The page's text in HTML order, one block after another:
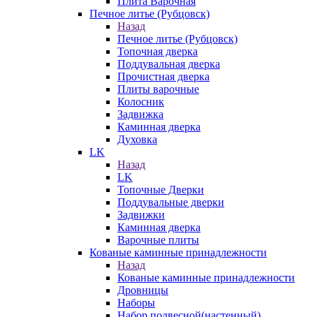
Печное литье (Рубцовск)
Назад
Печное литье (Рубцовск)
Топочная дверка
Поддувальная дверка
Прочистная дверка
Плиты варочные
Колосник
Задвижка
Каминная дверка
Духовка
LK
Назад
LK
Топочные Дверки
Поддувальные дверки
Задвижки
Каминная дверка
Варочные плиты
Кованые каминные принадлежности
Назад
Кованые каминные принадлежности
Дровницы
Наборы